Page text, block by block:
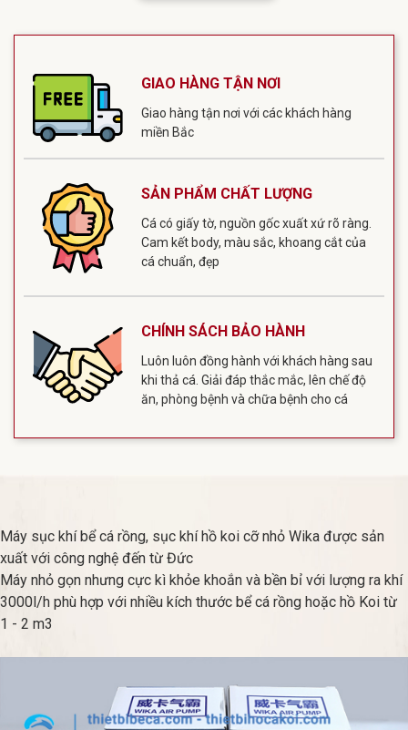
GIAO HÀNG TẬN NƠI
Giao hàng tận nơi với các khách hàng
miền Bắc
SẢN PHẨM CHẤT LƯỢNG
Cá có giấy tờ, nguồn gốc xuất xứ rõ ràng.
Cam kết body, màu sắc, khoang cắt của
cá chuẩn, đẹp
CHÍNH SÁCH BẢO HÀNH
Luôn luôn đồng hành với khách hàng sau
khi thả cá. Giải đáp thắc mắc, lên chế độ
ăn, phòng bệnh và chữa bệnh cho cá
Máy sục khí bể cá rồng, sục khí hồ koi cỡ nhỏ Wika được sản
xuất với công nghệ đến từ Đức
Máy nhỏ gọn nhưng cực kì khỏe khoắn và bền bỉ với lượng ra khí
3000l/h phù hợp với nhiều kích thước bể cá rồng hoặc hồ Koi từ
1 - 2 m3